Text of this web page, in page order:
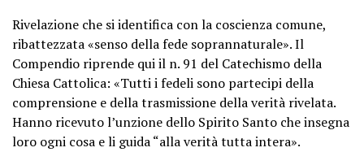
Rivelazione che si identifica con la coscienza comune,
ribattezzata «senso della fede soprannaturale». Il
Compendio riprende qui il n. 91 del Catechismo della
Chiesa Cattolica: «Tutti i fedeli sono partecipi della
comprensione e della trasmissione della verità rivelata.
Hanno ricevuto l’unzione dello Spirito Santo che insegna
loro ogni cosa e li guida “alla verità tutta intera».